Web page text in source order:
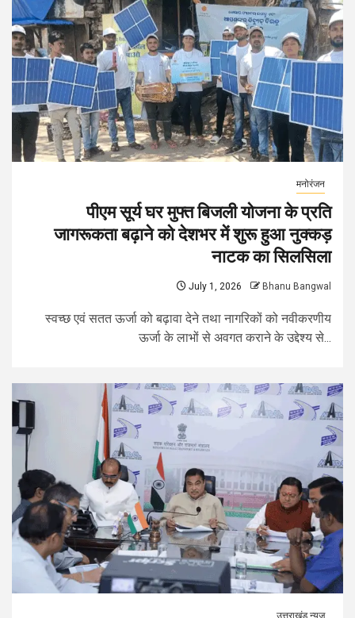
मनोरंजन
पीएम सूर्य घर मुफ्त बिजली योजना के प्रति
जागरूकता बढ़ाने को देशभर में शुरू हुआ नुक्कड़
नाटक का सिलसिला
July 1, 2026 Bhanu Bangwal
स्वच्छ एवं सतत ऊर्जा को बढ़ावा देने तथा नागरिकों को नवीकरणीय
ऊर्जा के लाभों से अवगत कराने के उद्देश्य से...
उत्तराखंड न्यूज़